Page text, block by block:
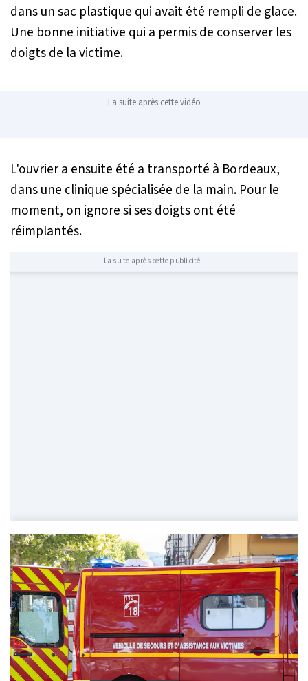
dans un sac plastique qui avait été rempli de glace.
Une bonne initiative qui a permis de conserver les
doigts de la victime.
La suite après cette vidéo
L'ouvrier a ensuite été a transporté à Bordeaux,
dans une clinique spécialisée de la main. Pour le
moment, on ignore si ses doigts ont été
réimplantés.
La suite après cette publicité